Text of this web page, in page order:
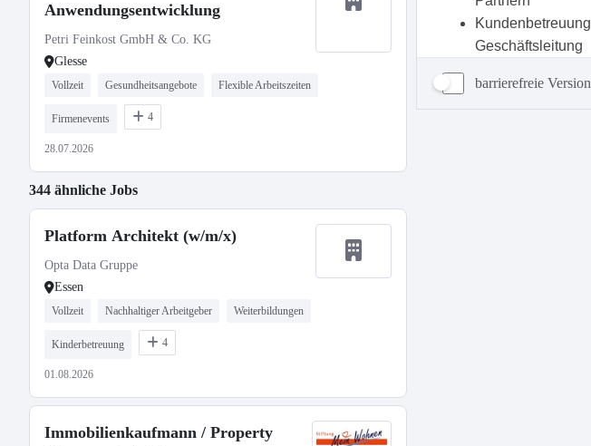
Anwendungsentwicklung
Petri Feinkost GmbH & Co. KG
Glesse
Vollzeit Gesundheitsangebote Flexible Arbeitszeiten
Firmenevents 4
28.07.2026
344 ähnliche Jobs
Platform Architekt (w/m/x)
Opta Data Gruppe
Essen
Vollzeit Nachhaltiger Arbeitgeber Weiterbildungen
Kinderbetreuung 4
01.08.2026
Immobilienkaufmann / Property
barrierefreie Version